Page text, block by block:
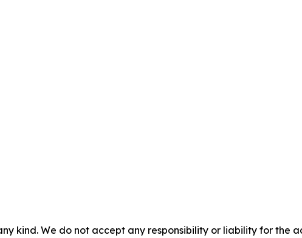
kind. We do not accept any responsibility or liability for the